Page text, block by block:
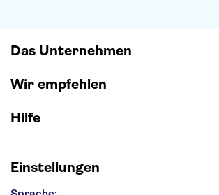
Das Unternehmen
Wir empfehlen
Hilfe
Einstellungen